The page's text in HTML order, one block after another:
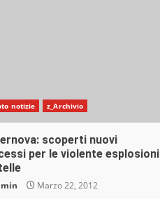
notizie z_Archivio
scoperti nuovi
per le violente esplosioni
Marzo 22, 2012